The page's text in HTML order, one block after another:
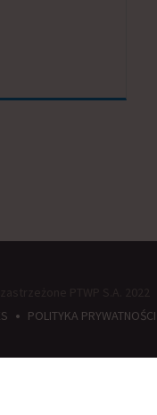
• POLITYKA PRYWATNOŚCI